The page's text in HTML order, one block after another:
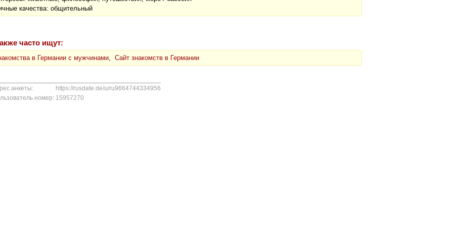
качества: общительный
часто ищут:
в Германии с мужчинами, Сайт знакомств в Германии
анкеты:
https://rusdate.de/u/ru9664744334956
номер: 15957270